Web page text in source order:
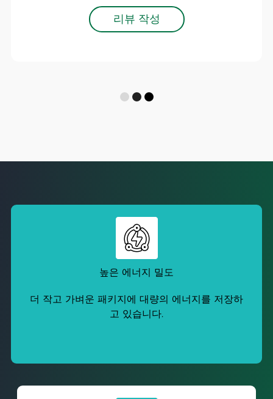
리뷰 작성
높은 에너지 밀도
더 작고 가벼운 패키지에 대량의 에너지를 저장하
고 있습니다.